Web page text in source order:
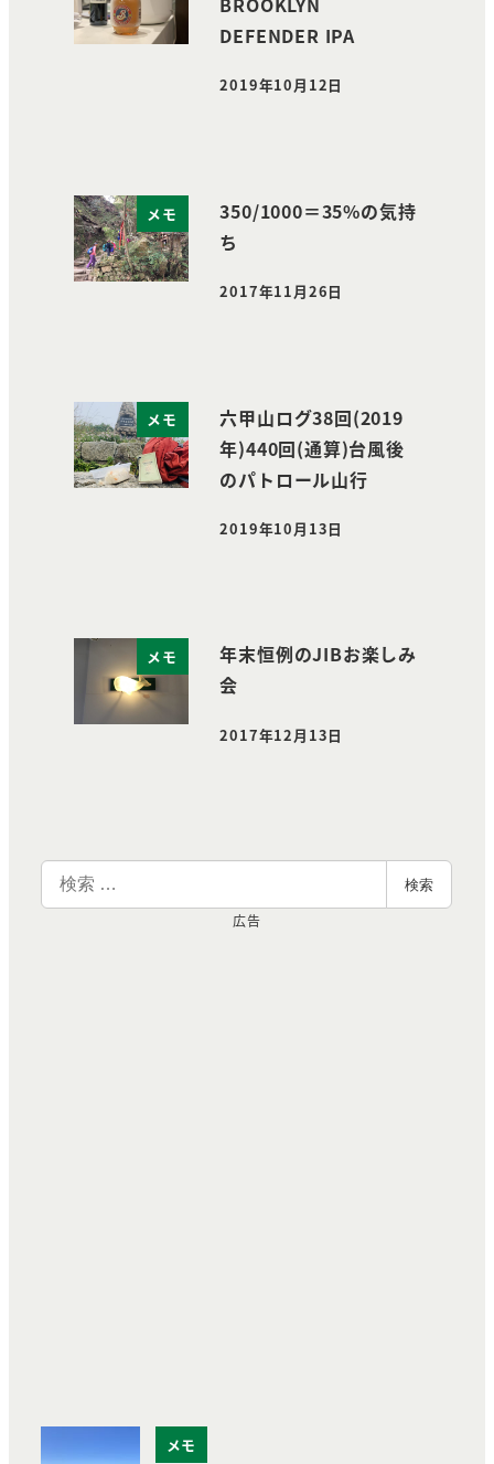
DEFENDER IPA
投稿日
2019年10月12日
メモ
350/1000＝35%の気持
ち
投稿日
2017年11月26日
メモ
六甲山ログ38回(2019
年)440回(通算)台風後
のパトロール山行
投稿日
2019年10月13日
メモ
年末恒例のJIBお楽しみ
会
投稿日
2017年12月13日
索
検索
広告
メモ